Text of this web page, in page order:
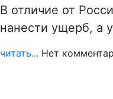
В отличие от
нанести ущерб, а
читать... Нет